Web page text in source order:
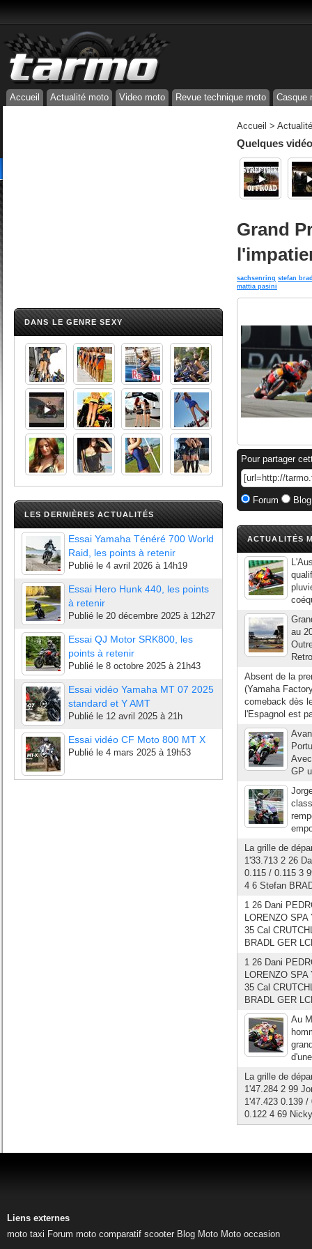
Accueil Actualité moto Video moto Revue technique moto Casque
DANS LE GENRE SEXY
LES DERNIÈRES ACTUALITÉS
Essai Yamaha Ténéré 700 World
Raid, les points à retenir
Publié le 4 avril 2026 à 14h19
Essai Hero Hunk 440, les points
à retenir
Publié le 20 décembre 2025 à 12h27
Essai QJ Motor SRK800, les
points à retenir
Publié le 8 octobre 2025 à 21h43
Essai vidéo Yamaha MT 07 2025
standard et Y AMT
Publié le 12 avril 2025 à 21h
Essai vidéo CF Moto 800 MT X
Publié le 4 mars 2025 à 19h53
Accueil >
Quelques
Grand
sachsenring stefan
mattia pasini
Pour partager
Forum
ACTUALITÉS
au
Absent de la
(Yamaha
comeback dès
l'Espagnol est
GP
La grille de
1'33.713 2 26
0.115 / 0.115 3
4 6 Stefan
1 26 Dani
LORENZO SPA
35 Cal
BRADL GER
1 26 Dani
LORENZO
35 Cal
BRADL GER
Au
La grille de
1'47.284 2 99
1'47.423 0.139
0.122 4 69
Liens externes
moto taxi Forum moto comparatif scooter Blog Moto Moto occasion